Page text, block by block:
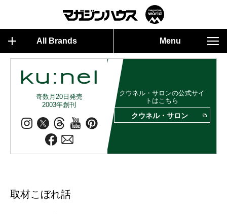
All Brands Menu
奇数月20日発売
2003年創刊
クウネル・サロンの公式サイ
トはこちら
クウネル・サロン
取材こぼれ話